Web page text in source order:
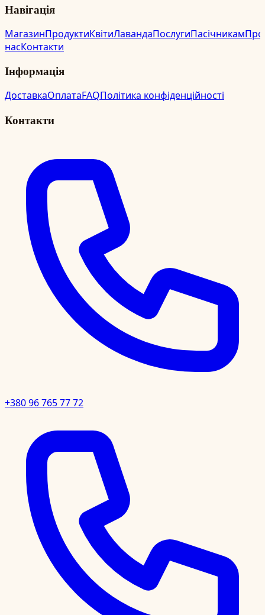
Навігація
МагазинПродуктиКвітиЛавандаПослугиПасічникамПро
насКонтакти
Інформація
ДоставкаОплатаFAQПолітика конфіденційності
Контакти
+380 96 765 77 72